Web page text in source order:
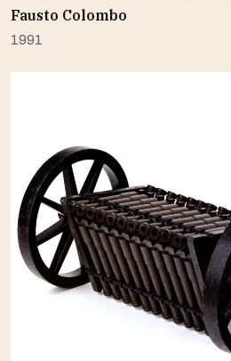
Fausto Colombo
1991